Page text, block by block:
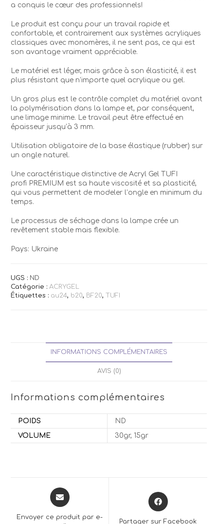
a conquis le cœur des professionnels!
Le produit est conçu pour un travail rapide et
confortable, et contrairement aux systèmes acryliques
classiques avec monomères, il ne sent pas, ce qui est
son avantage vraiment appréciable.
Le matériel est léger, mais grâce à son élasticité, il est
plus résistant que n’importe quel acrylique ou gel.
Un gros plus est le contrôle complet du matériel avant
la polymérisation dans la lampe et, par conséquent,
une limage minime. Le travail peut être effectué en
épaisseur jusqu’à 3 mm.
Utilisation obligatoire de la base élastique (rubber) sur
un ongle naturel.
Une caractéristique distinctive de Acryl Gel TUFI
profi PREMIUM est sa haute viscosité et sa plasticité,
qui vous permettent de modeler l’ongle en minimum du
temps.
Le processus de séchage dans la lampe crée un
revêtement stable mais flexible.
Pays: Ukraine
UGS : ND
Catégorie :ACRYGEL
Étiquettes : au24, b20, BF20,TUFI
INFORMATIONS COMPLÉMENTAIRES
AVIS (0)
Informations complémentaires
POIDS
ND
VOLUME
30gr, 15gr
Opens
in
Envoyer ce produit par e-
Opens
in
Partager sur Facebook